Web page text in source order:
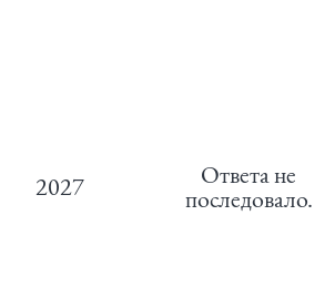
2027 Ответа не
последовало.